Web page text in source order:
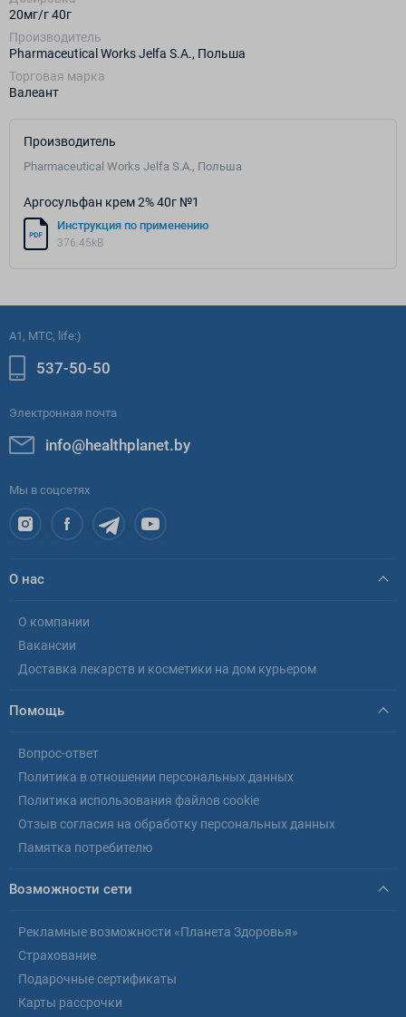
20мг/г 40г
Производитель
Pharmaceutical Works Jelfa S.A., Польша
Торговая марка
Валеант
Производитель
Pharmaceutical Works Jelfa S.A., Польша
Аргосульфан крем 2% 40г №1
Инструкция по применению
376.45kB
A1, МТС, life:)
537-50-50
Электронная почта
info@healthplanet.by
Мы в соцсетях
О нас
О компании
Вакансии
Доставка лекарств и косметики на дом курьером
Помощь
Вопрос-ответ
Политика в отношении персональных данных
Политика использования файлов cookie
Отзыв согласия на обработку персональных данных
Памятка потребителю
Возможности сети
Рекламные возможности «Планета Здоровья»
Страхование
Подарочные сертификаты
Карты рассрочки